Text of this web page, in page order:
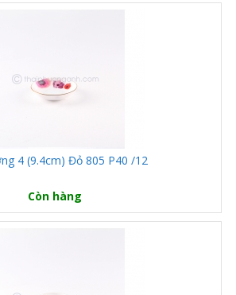
4 (9.4cm) Đỏ 805 P40 /12
Còn hàng